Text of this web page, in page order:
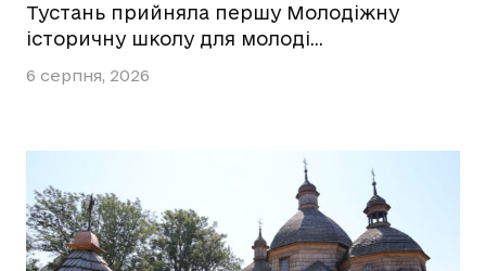
Тустань прийняла першу Молодіжну
історичну школу для молоді…
6 серпня, 2026